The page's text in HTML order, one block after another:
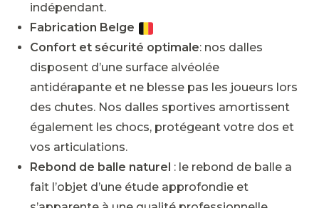
indépendant.
Fabrication Belge
Confort et sécurité optimale: nos dalles
disposent d’une surface alvéolée
antidérapante et ne blesse pas les joueurs lors
des chutes. Nos dalles sportives amortissent
également les chocs, protégeant votre dos et
vos articulations.
Rebond de balle naturel : le rebond de balle a
fait l’objet d’une étude approfondie et